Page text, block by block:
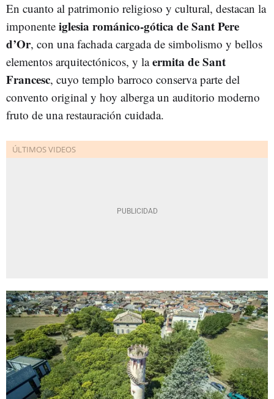
En cuanto al patrimonio religioso y cultural, destacan la
imponente iglesia románico-gótica de Sant Pere
d’Or, con una fachada cargada de simbolismo y bellos
elementos arquitectónicos, y laermita de Sant
Francesc, cuyo templo barroco conserva parte del
convento original y hoy alberga un auditorio moderno
fruto de una restauración cuidada.